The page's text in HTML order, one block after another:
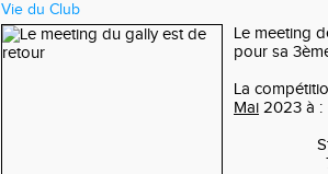
Vie du Club
Le meeting
pour sa
La
Mai 2023 à :